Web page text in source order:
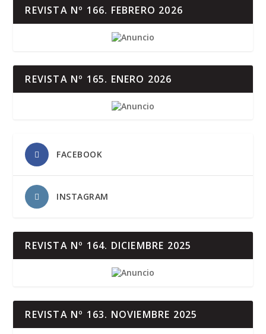
REVISTA Nº 166. FEBRERO 2026
REVISTA Nº 165. ENERO 2026
FACEBOOK
INSTAGRAM
REVISTA Nº 164. DICIEMBRE 2025
REVISTA Nº 163. NOVIEMBRE 2025